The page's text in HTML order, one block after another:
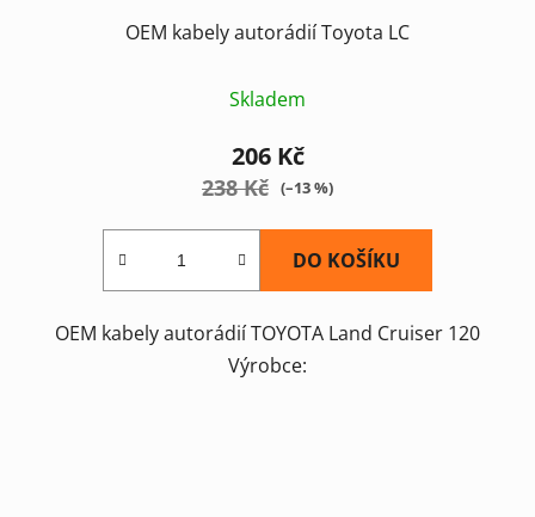
OEM kabely autorádií Toyota LC
Skladem
206 Kč
238 Kč (–13 %)
DO KOŠÍKU
OEM kabely autorádií TOYOTA Land Cruiser 120
Výrobce: